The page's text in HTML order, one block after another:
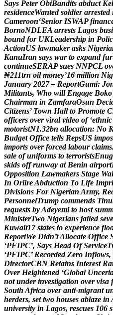
Says Peter ObiBandits abduct Ke
residenceWanted soldier arrested
Cameroon‘Senior ISWAP financ
BornoNDLEA arrests Lagos busi
bound for UKLeadership in Polic
ActionUS lawmaker asks Nigeria
KanuIran says war to expand fur
continueSERAP sues NNPCL ov
₦211trn oil money’16 million Nig
January 2027 – ReportGumi: Jo
Militants, Who will Engage Boko
Chairman in ZamfaraOsun Deci
Citizens’ Town Hall to Promote C
officers over viral video of ‘ethnic
motoristN1.32bn allocation: No
Budget Office tells RepsUS impos
imports over forced labour claims
sale of uniforms to terroristsEnug
skids off runway at Benin airport
Opposition Lawmakers Stage Wal
In OriireAbduction To Life Impri
Divisions For Nigerian Army, Re
PersonnelTrump commends Tinu
requests byAdeyemi to host sum
MinisterTwo Nigerians jailed seve
Kuwait17 states to experience flo
ReportWe Didn’tAllocate Office
‘PFIPC’, Says Head Of ServiceT
‘PFIPC’ Recorded Zero Inflows,
DirectorCBN Retains Interest Ra
Over Heightened ‘Global Uncert
not under investigation over visa f
South Africa over anti-migrant u
herders, set two houses ablaze in
university in Lagos, rescues 106 s